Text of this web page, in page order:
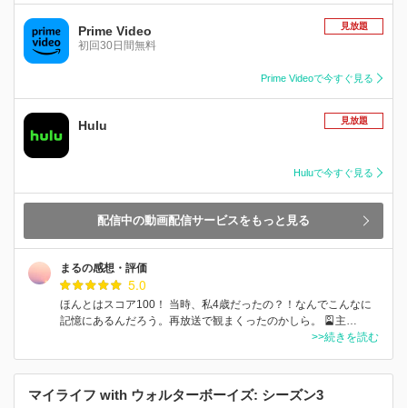
Prime Video
初回30日間無料
見放題
Prime Videoで今すぐ見る
Hulu 見放題
Huluで今すぐ見る
配信中の動画配信サービスをもっと見る
まるの感想・評価
5.0
ほんとはスコア100！ 当時、私4歳だったの？！なんでこんなに
記憶にあるんだろう。再放送で観まくったのかしら。 🎴主…
>>続きを読む
マイライフ with ウォルターボーイズ: シーズン3